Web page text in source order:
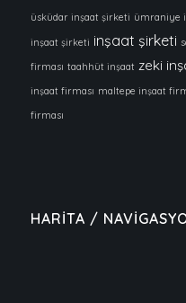
üsküdar inşaat şirketi ümraniye
inşaat şirketi inşaat şirketi
firması taahhüt inşaat zeki
inşaat firması maltepe inşaat
firması
HARİTA /